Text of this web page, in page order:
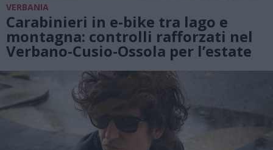
VERBANIA
Carabinieri in e-bike tra lago e
montagna: controlli rafforzati nel
Verbano-Cusio-Ossola per l’estate